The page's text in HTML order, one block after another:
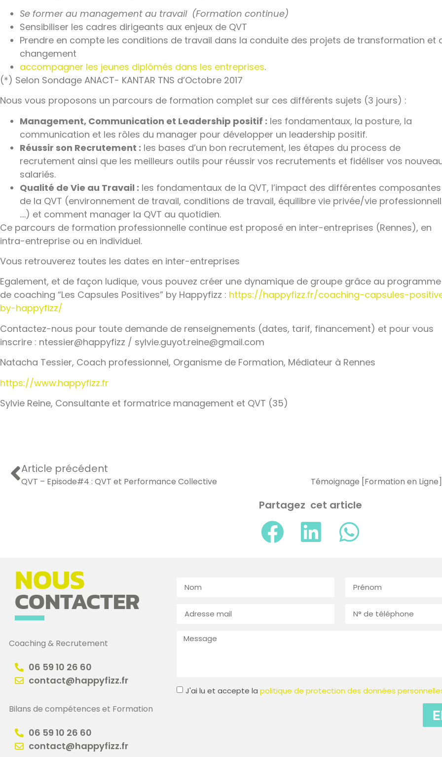
Se former au management au travail (Formation continue)
Sensibiliser les cadres dirigeants aux enjeux de QVT
Prendre en compte les conditions de travail dans la conduite des projets de transformation et
changement
accompagner les jeunes diplômés dans les entreprises.
(*) Selon Sondage ANACT- KANTAR TNS d’Octobre 2017
Nous vous proposons un parcours de formation complet sur ces différents sujets (3 jours) :
Management, Communication et Leadership positif : les fondamentaux, la posture, la
communication et les rôles du manager pour développer un leadership positif.
Réussir son Recrutement : les bases d’un bon recrutement, les étapes du process de
recrutement ainsi que les meilleurs outils pour réussir vos recrutements et fidéliser vos
salariés.
Qualité de Vie au Travail : les fondamentaux de la QVT, l’impact des différentes composantes
de la QVT (environnement de travail, conditions de travail, équilibre vie privée/vie
….) et comment manager la QVT au quotidien.
Ce parcours de formation professionnelle continue est proposé en inter-entreprises (Rennes), en
intra-entreprise ou en individuel.
Vous retrouverez toutes les dates en inter-entreprises
Egalement, et de façon ludique, vous pouvez créer une dynamique de groupe grâce au programme
de coaching “Les Capsules Positives” by Happyfizz : https://happyfizz.fr/coaching-capsules-
by-happyfizz/
Contactez-nous pour toute demande de renseignements (dates, tarif, financement) et pour vous
inscrire : ntessier@happyfizz / sylvie.guyot.reine@gmail.com
Natacha Tessier, Coach professionnel, Organisme de Formation, Médiateur à Rennes
https://www.happyfizz.fr
Sylvie Reine, Consultante et formatrice management et QVT (35)
Article précédent
QVT – Episode#4 : QVT et Performance Collective
Partagez cet article
NOUS
CONTACTER
Coaching & Recrutement
06 59 10 26 60
contact@happyfizz.fr
Bilans de compétences et Formation
06 59 10 26 60
contact@happyfizz.fr
J'ai lu et accepte lapolitique de protection des données